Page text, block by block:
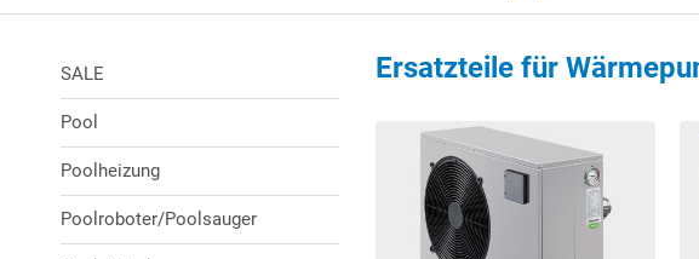
SALE
Pool
Poolheizung
Poolroboter/Poolsauger
Ersatzteile für